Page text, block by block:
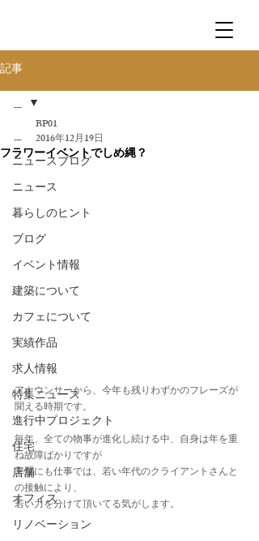
記事
＿
ニュースブログ
ニュース
暮らしのヒント
ブログ
イベント情報
建築について
カフェについて
実績作品
求人情報
特集ニュース
進行中プロジェクト
住宅
店舗
オフィス
リノベーション
＿
フラワーイベントでしめ縄？
BP01
2016年12月19日
アナウンサーから、今年も残りわずかのフレーズが
聞える時期です。
毎年、全ての物事が進化し続ける中、自身は年を重
ね故障ばかりですが
幸運にも仕事では、若い年代のクライアントさんと
の接触により、
若い力を分けて頂いてる気がします。